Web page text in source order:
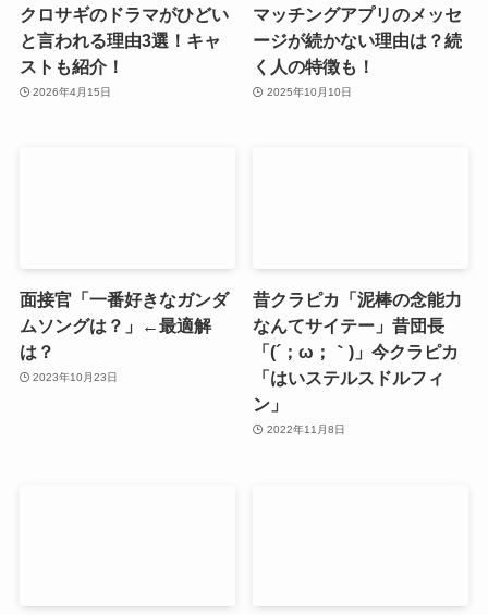
クロサギのドラマがひどい
と言われる理由3選！キャ
ストも紹介！
2026年4月15日
マッチングアプリのメッセ
ージが続かない理由は？続
く人の特徴も！
2025年10月10日
面接官「一番好きなガンダ
ムソングは？」←最適解
は？
2023年10月23日
昔クラピカ「泥棒の念能力
なんてサイテー」昔団長
「(´；ω；｀)」今クラピカ
「はいステルスドルフィ
ン」
2022年11月8日